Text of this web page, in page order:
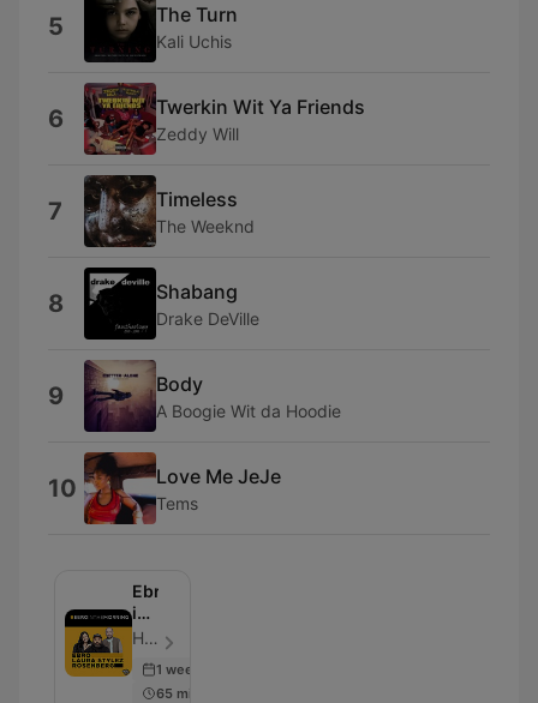
5 The Turn
Kali Uchis
6 Twerkin Wit Ya Friends
Zeddy Will
7 Timeless
The Weeknd
8 Shabang
Drake DeVille
9 Body
A Boogie Wit da Hoodie
10 Love Me JeJe
Tems
Ebro
in
the
Morning
Podcast
HOT 97 - Episodio 100
1 week ago
65 min